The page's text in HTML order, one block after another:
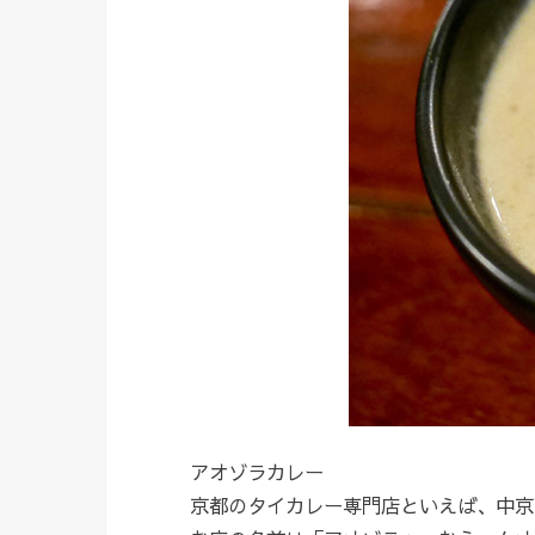
アオゾラカレー
京都のタイカレー専門店といえば、中